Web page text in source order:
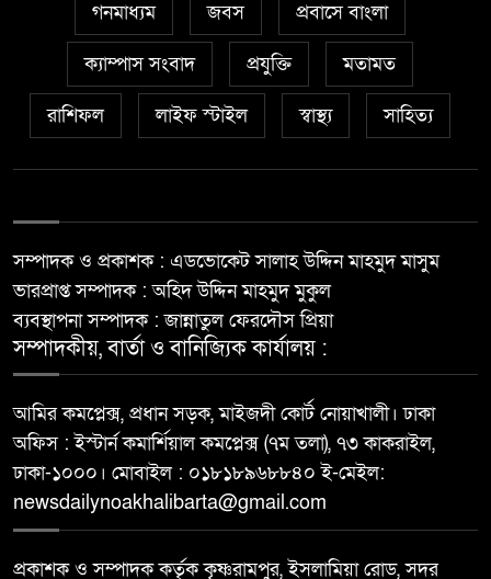
গনমাধ্যম জবস প্রবাসে বাংলা
ক্যাম্পাস সংবাদ প্রযুক্তি মতামত
রাশিফল লাইফ স্টাইল স্বাস্থ্য সাহিত্য
সম্পাদক ও প্রকাশক : এডভোকেট সালাহ উদ্দিন মাহমুদ মাসুম
ভারপ্রাপ্ত সম্পাদক : অহিদ উদ্দিন মাহমুদ মুকুল
ব্যবস্থাপনা সম্পাদক : জান্নাতুল ফেরদৌস প্রিয়া
সম্পাদকীয়, বার্তা ও বানিজ্যিক কার্যালয় :
আমির কমপ্লেক্স, প্রধান সড়ক, মাইজদী কোর্ট নোয়াখালী। ঢাকা
অফিস : ইস্টার্ন কমার্শিয়াল কমপ্লেক্স (৭ম তলা), ৭৩ কাকরাইল,
ঢাকা-১০০০। মোবাইল : ০১৮১৮৯৬৮৮৪০ ই-মেইল:
newsdailynoakhalibarta@gmail.com
প্রকাশক ও সম্পাদক কর্তৃক কৃষ্ণরামপুর, ইসলামিয়া রোড, সদর